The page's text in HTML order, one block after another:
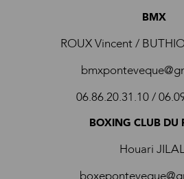
BMX
ROUX Vincent /
06.86.20.31.10 /
BOXING CLUB DU
Houari